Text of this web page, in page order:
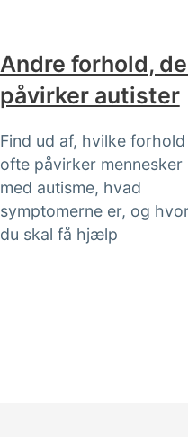
Andre forhold,
påvirker autister
Find ud af, hvilke
ofte påvirker mennesker
med autisme, hvad
symptomerne er, og
du skal få hjælp